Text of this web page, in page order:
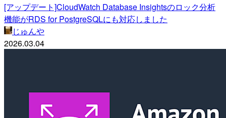
[アップデート]CloudWatch Database Insightsのロック分析
機能がRDS for PostgreSQLにも対応しました
じゅんや
2026.03.04